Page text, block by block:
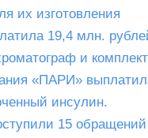
их изготовления
19,4 млн.
и
«ПАРИ»
инсулин.
15 обращений